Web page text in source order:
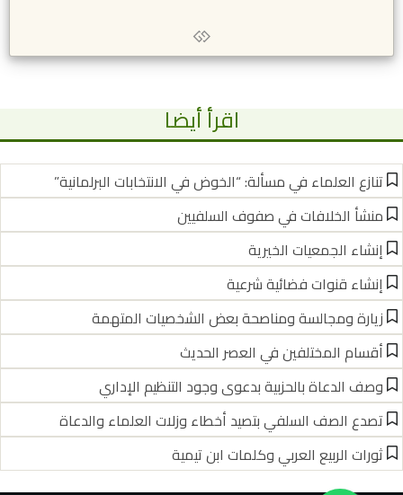
اقرأ أيضا
تنازع العلماء في مسألة: “الخوض في الانتخابات البرلمانية”
منشأ الخلافات في صفوف السلفيين
إنشاء الجمعيات الخيرية
إنشاء قنوات فضائية شرعية
زيارة ومجالسة ومناصحة بعض الشخصيات المتهمة
أقسام المختلفين في العصر الحديث
وصف الدعاة بالحزبية بدعوى وجود التنظيم الإداري
تصدع الصف السلفي بتصيد أخطاء وزلات العلماء والدعاة
ثورات الربيع العربي وكلمات ابن تيمية